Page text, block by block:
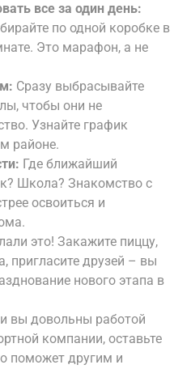
все за один день:
по одной коробке в
Это марафон, а не
Сразу выбрасывайте
чтобы они не
Узнайте график
районе.
Где ближайший
Школа? Знакомство с
освоиться и
это! Закажите пиццу,
пригласите друзей – вы
нового этапа в
вы довольны работой
компании, оставьте
поможет другим и